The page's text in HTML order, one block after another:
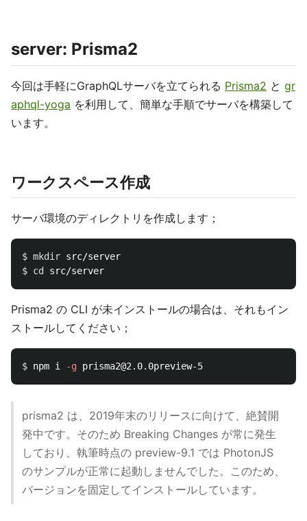
server: Prisma2
今回は手軽にGraphQLサーバを立てられる Prisma2 と gr
aphql-yoga を利用して、簡単な手順でサーバを構築して
います。
ワークスペース作成
サーバ環境のディレクトリを作成します；
$ mkdir
$ cd
Prisma2 の CLI が未インストールの場合は、それもイン
ストールしてください；
$ npm i -g
prisma2 は、2019年末のリリースに向けて、絶賛開
発中です。そのため Breaking Changes が常に発生
しており、執筆時点の preview-9.1 では PhotonJS
のサンプルが正常に起動しませんでした。このため、
バージョンを固定してインストールしています。